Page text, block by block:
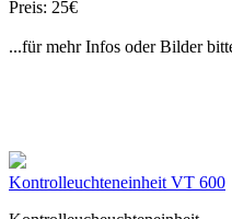
Preis: 25€
...für mehr Infos oder Bilder
Kontrolleuchteneinheit VT 600